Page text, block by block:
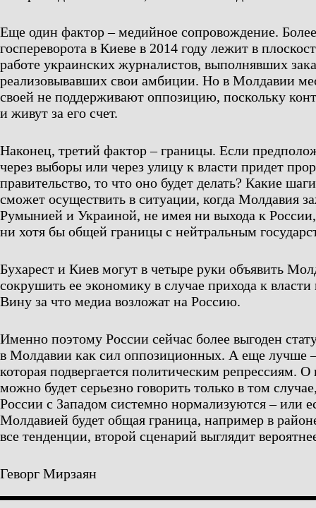
Еще один фактор – медийное сопровождение.
госпереворота в Киеве в 2014 году лежит в
работе украинских журналистов, выполнявших
реализовывавших свои амбиции. Но в Молдавии
своей не поддерживают оппозицию, поскольку
и живут за его счет.
Наконец, третий фактор – границы. Если
через выборы или через улицу к власти придет
правительство, то что оно будет делать? Какие
сможет осуществить в ситуации, когда Молдавия
Румынией и Украиной, не имея ни выхода к
ни хотя бы общей границы с нейтральным
Бухарест и Киев могут в четыре руки объявить
сокрушить ее экономику в случае прихода к
Вину за что медиа возложат на Россию.
Именно поэтому России сейчас более выгоден
в Молдавии как сил оппозиционных. А еще лучше
которая подвергается политическим репрессиям. О
можно будет серьезно говорить только в том
России с Западом системно нормализуются – или
Молдавией будет общая граница, например в
все тенденции, второй сценарий выглядит
Геворг Мирзаян